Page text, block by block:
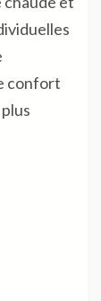
confort